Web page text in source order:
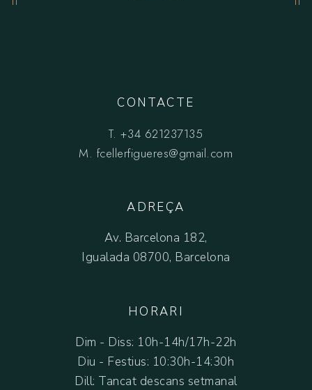
CONTACTE
T. +34 621237135
M. fcellerfigueres@gmail.com
ADREÇA
Av. Barcelona 182,
Igualada 08700, Barcelona
HORARI
Dim - Diss: 10h-14h/17h-22h
Diu - Festius: 10:30h-14:30h
Dill: Tancat descans setmanal